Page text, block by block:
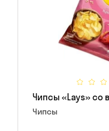
Чипсы «Lays» со
Чипсы